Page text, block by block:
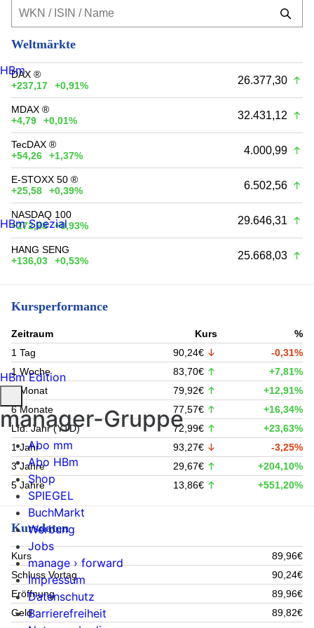
Weltmärkte
DAX ®
+237,17
+0,91% 26.377,30
MDAX ®
+4,79
+0,01% 32.431,12
TecDAX ®
+54,26
+1,37% 4.000,99
E-STOXX 50 ®
+25,58
+0,39% 6.502,56
NASDAQ 100
+272,98
+0,93% 29.646,31
HANG SENG
+136,03
+0,53% 25.668,03
Kursperformance
Zeitraum Kurs
%
1 Tag
90,24€
-0,31%
1 Woche
83,70€
+7,81%
1 Monat
79,92€
+12,91%
6 Monate
77,57€
+16,34%
Lfd. Jahr (YTD)
72,99€
+23,63%
1 Jahr
93,27€
-3,25%
3 Jahre
29,67€
+204,10%
5 Jahre
13,86€ +551,20%
Kursdaten
Kurs
89,96€
Schluss Vortag
90,24€
Eröffnung
89,96€
Geld
89,82€
HBm
HBm Spezial
HBm Edition
manager-Gruppe
Abo mm
Abo HBm
Shop
SPIEGEL
BuchMarkt
Werbung
Jobs
manage › forward
Impressum
Datenschutz
Barrierefreiheit